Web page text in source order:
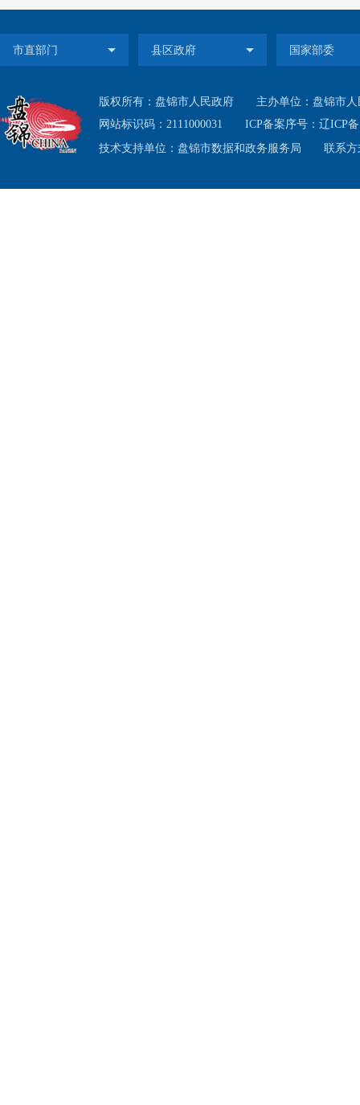
互联
府信息
其他
例》规
版权所有：盘锦市人民政府
主办单位：盘锦市
网站标识码：2111000031
ICP备案序号： 辽ICP
技术支持单位：盘锦市数据和政务服务局
联系方